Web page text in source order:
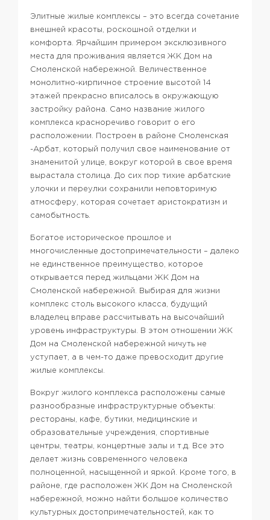
Элитные жилые комплексы – это всегда сочетание
внешней красоты, роскошной отделки и
комфорта. Ярчайшим примером эксклюзивного
места для проживания является ЖК Дом на
Смоленской набережной. Величественное
монолитно-кирпичное строение высотой 14
этажей прекрасно вписалось в окружающую
застройку района. Само название жилого
комплекса красноречиво говорит о его
расположении. Построен в районе Смоленская
-Арбат, который получил свое наименование от
знаменитой улице, вокруг которой в свое время
вырастала столица. До сих пор тихие арбатские
улочки и переулки сохранили неповторимую
атмосферу, которая сочетает аристократизм и
самобытность.
Богатое историческое прошлое и
многочисленные достопримечательности – далеко
не единственное преимущество, которое
открывается перед жильцами ЖК Дом на
Смоленской набережной. Выбирая для жизни
комплекс столь высокого класса, будущий
владелец вправе рассчитывать на высочайший
уровень инфраструктуры. В этом отношении ЖК
Дом на Смоленской набережной ничуть не
уступает, а в чем-то даже превосходит другие
жилые комплексы.
Вокруг жилого комплекса расположены самые
разнообразные инфраструктурные объекты:
рестораны, кафе, бутики, медицинские и
образовательные учреждения, спортивные
центры, театры, концертные залы и т.д. Все это
делает жизнь современного человека
полноценной, насыщенной и яркой. Кроме того, в
районе, где расположен ЖК Дом на Смоленской
набережной, можно найти большое количество
культурных достопримечательностей, как то